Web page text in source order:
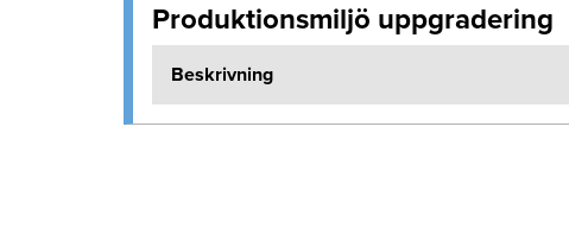
Produktionsmiljö uppgradering
Beskrivning